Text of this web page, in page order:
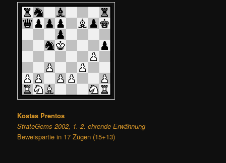
Kostas Prentos
StrateGems 2002, 1.-2. ehrende Erwähnung
Beweispartie in 17 Zügen (15+13)